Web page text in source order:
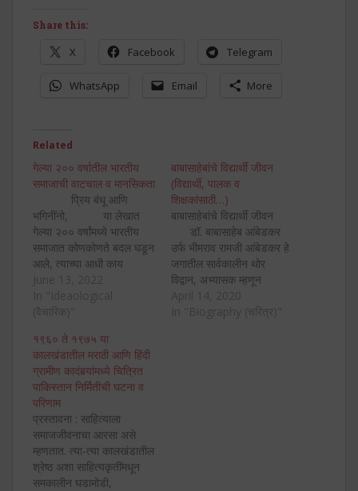
Share this:
X Facebook Telegram
WhatsApp Email More
Related
गेल्या २०० वर्षातील भारतीय
समाजाची वाटचाल व मानसिकता
प्रिय बंधू आणि
भगिनींनो, या लेखात
गेल्या २०० वर्षांमध्ये भारतीय
समाजात कोणकोणते बदल घडून
आले, त्याच्या आधी काय
समजूतदार नागरिकांनी हे
समजून घेणे…
बाबासाहेबांचे विद्यार्थी जीवन
(विद्यार्थी, पालक व
शिक्षकांसाठी…)
बाबासाहेबांचे विद्यार्थी जीवन
डॉ. बाबासाहेब आंबेडकर
उर्फ भीमराव रामजी आंबेडकर हे
जगातील सार्वकालीन थोर
विद्वान, अभ्यासक म्हणून
१९६० ते १९७५ या
कालखंडातील मराठी आणि हिंदी
ग्रामीण कादंबर्‍यांमध्ये चित्रित
पाकिस्तान निर्मितीची घटना व
परिणाम
प्रस्तावना : साहित्याला
समाजजीवनाचा आरसा असे
म्हणतात. त्या-त्या कालखंडातील
श्रेष्ठ अशा साहित्यकृतींमधून
समकालीन घडामोडी,